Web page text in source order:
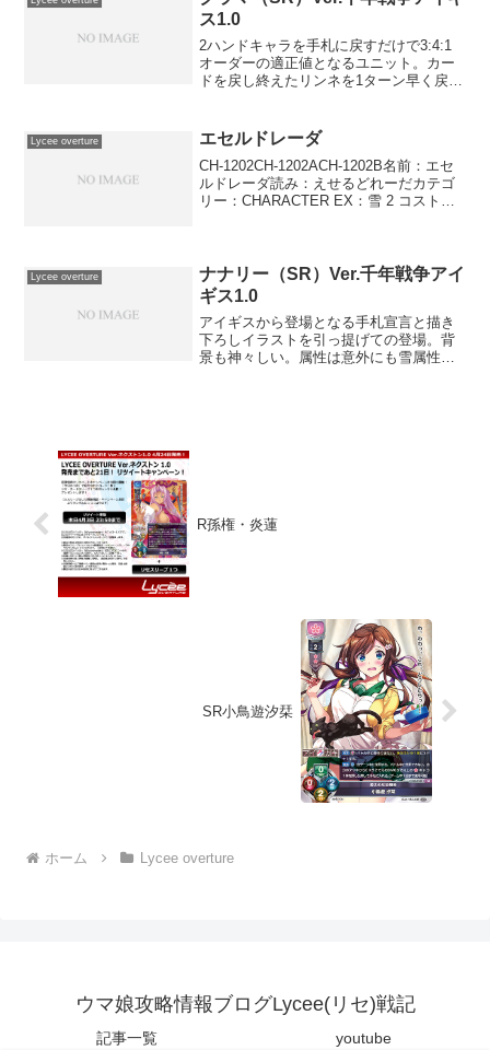
ス1.0
2ハンドキャラを手札に戻すだけで3:4:1
オーダーの適正値となるユニット。カー
ドを戻し終えたリンネを1ターン早く戻し
として運用できるので、手札の枚数が重
要となる雪や月...
Lycee overture エセルドレーダ
CH-1202CH-1202ACH-1202B名前：エセ
ルドレーダ読み：えせるどれーだカテゴ
リー：CHARACTER EX：雪 2 コスト：
Lycee overture
ナナリー（SR）Ver.千年戦争アイ
ギス1.0
アイギスから登場となる手札宣言と描き
下ろしイラストを引っ提げての登場。背
景も神々しい。属性は意外にも雪属性。
R孫権・炎蓮
SR小鳥遊汐栞
ホーム Lycee overture
ウマ娘攻略情報ブログLycee(リセ)戦記
記事一覧 youtube